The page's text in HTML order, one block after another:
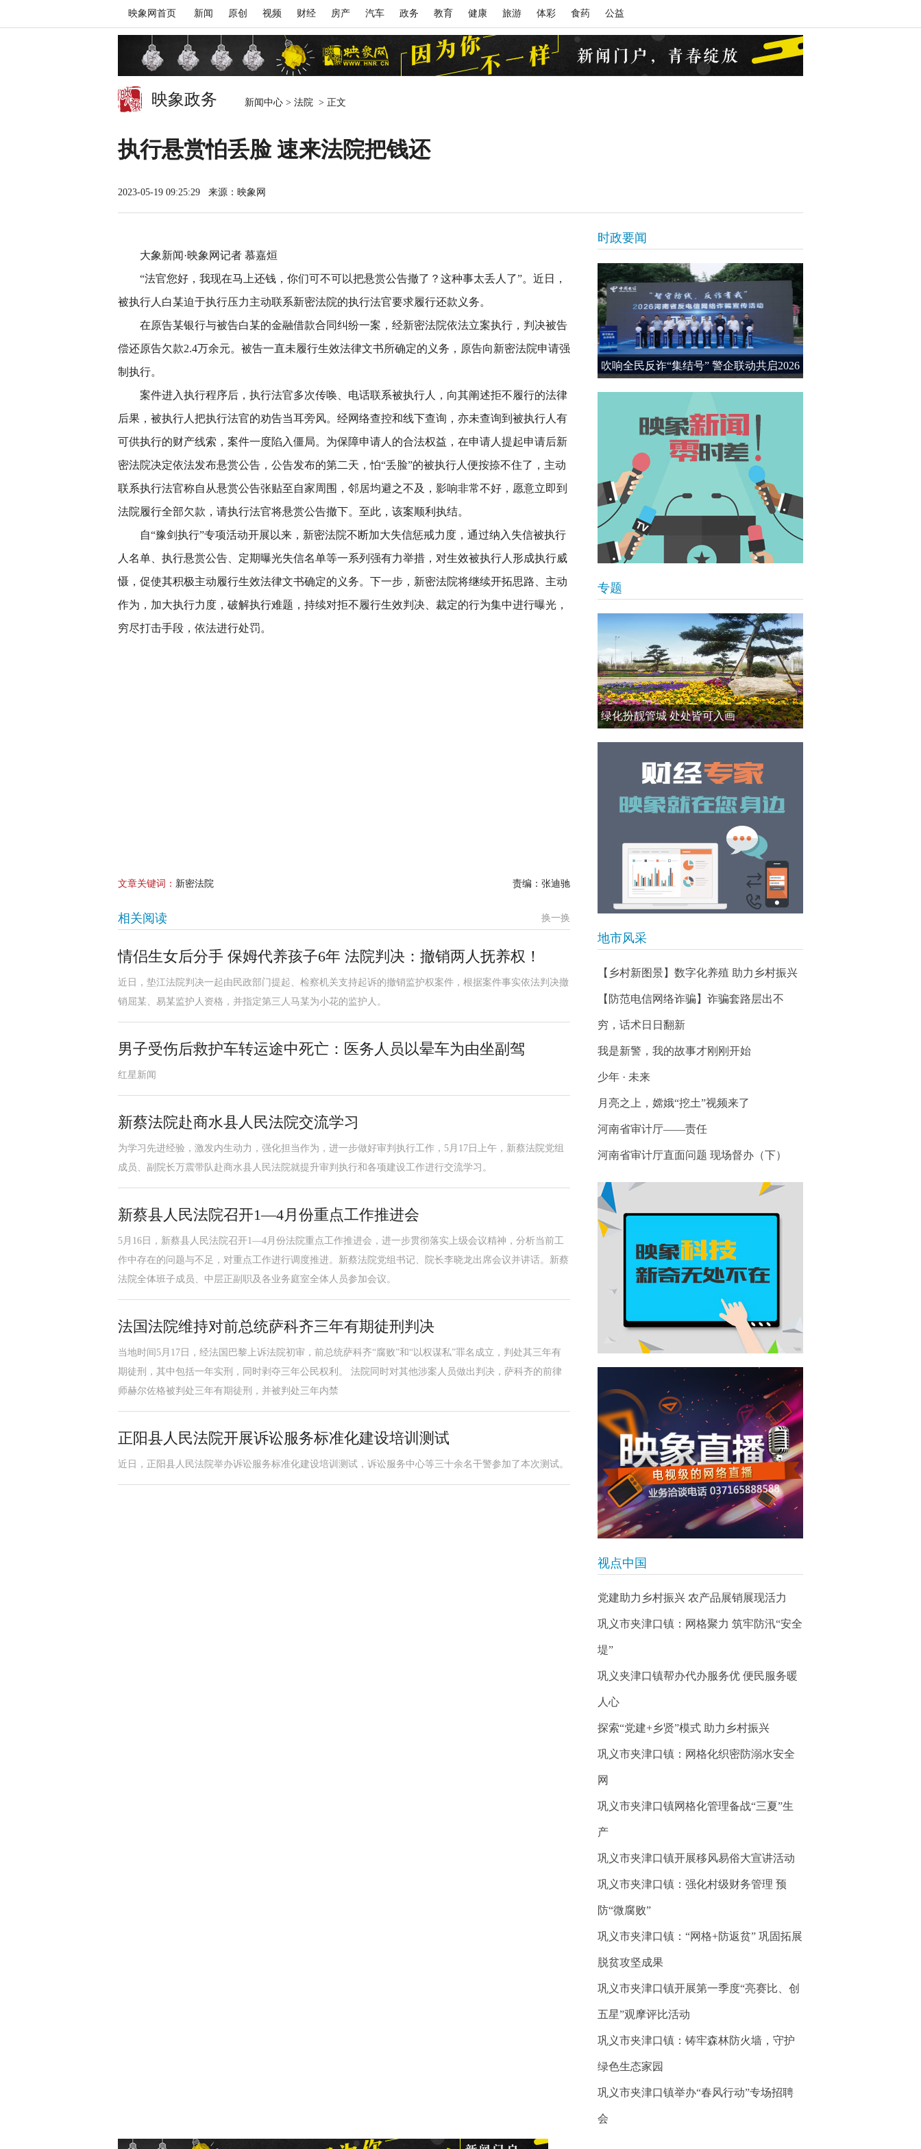
映象网首页 新闻 原创 视频 财经 房产 汽车 政务 教育 健康 旅游 体彩 食药 公益
映象政务 新闻中心 > 法院 > 正文
执行悬赏怕丢脸 速来法院把钱还
2023-05-19 09:25:29 来源：映象网
大象新闻·映象网记者 慕嘉烜
“法官您好，我现在马上还钱，你们可不可以把悬赏公告撤了？这种事太丢人了”。近日，
被执行人白某迫于执行压力主动联系新密法院的执行法官要求履行还款义务。
在原告某银行与被告白某的金融借款合同纠纷一案，经新密法院依法立案执行，判决被告
偿还原告欠款2.4万余元。被告一直未履行生效法律文书所确定的义务，原告向新密法院申请强
制执行。
案件进入执行程序后，执行法官多次传唤、电话联系被执行人，向其阐述拒不履行的法律
后果，被执行人把执行法官的劝告当耳旁风。经网络查控和线下查询，亦未查询到被执行人有
可供执行的财产线索，案件一度陷入僵局。为保障申请人的合法权益，在申请人提起申请后新
密法院决定依法发布悬赏公告，公告发布的第二天，怕“丢脸”的被执行人便按捺不住了，主动
联系执行法官称自从悬赏公告张贴至自家周围，邻居均避之不及，影响非常不好，愿意立即到
法院履行全部欠款，请执行法官将悬赏公告撤下。至此，该案顺利执结。
自“豫剑执行”专项活动开展以来，新密法院不断加大失信惩戒力度，通过纳入失信被执行
人名单、执行悬赏公告、定期曝光失信名单等一系列强有力举措，对生效被执行人形成执行威
慑，促使其积极主动履行生效法律文书确定的义务。下一步，新密法院将继续开拓思路、主动
作为，加大执行力度，破解执行难题，持续对拒不履行生效判决、裁定的行为集中进行曝光，
穷尽打击手段，依法进行处罚。
文章关键词： 新密法院 责编：张迪驰
相关阅读 换一换
情侣生女后分手 保姆代养孩子6年 法院判决：撤销两人抚养权！
近日，垫江法院判决一起由民政部门提起、检察机关支持起诉的撤销监护权案件，根据案件事实依法判决撤
销屈某、易某监护人资格，并指定第三人马某为小花的监护人。
男子受伤后救护车转运途中死亡：医务人员以晕车为由坐副驾
红星新闻
新蔡法院赴商水县人民法院交流学习
为学习先进经验，激发内生动力，强化担当作为，进一步做好审判执行工作，5月17日上午，新蔡法院党组
成员、副院长万震带队赴商水县人民法院就提升审判执行和各项建设工作进行交流学习。
新蔡县人民法院召开1—4月份重点工作推进会
5月16日，新蔡县人民法院召开1—4月份法院重点工作推进会，进一步贯彻落实上级会议精神，分析当前工
作中存在的问题与不足，对重点工作进行调度推进。新蔡法院党组书记、院长李晓龙出席会议并讲话。新蔡
法院全体班子成员、中层正副职及各业务庭室全体人员参加会议。
法国法院维持对前总统萨科齐三年有期徒刑判决
当地时间5月17日，经法国巴黎上诉法院初审，前总统萨科齐“腐败”和“以权谋私”罪名成立，判处其三年有
期徒刑，其中包括一年实刑，同时剥夺三年公民权利。 法院同时对其他涉案人员做出判决，萨科齐的前律
师赫尔佐格被判处三年有期徒刑，并被判处三年内禁
正阳县人民法院开展诉讼服务标准化建设培训测试
近日，正阳县人民法院举办诉讼服务标准化建设培训测试，诉讼服务中心等三十余名干警参加了本次测试。
时政要闻
吹响全民反诈“集结号” 警企联动共启2026
专题
绿化扮靓管城 处处皆可入画
地市风采
【乡村新图景】数字化养殖 助力乡村振兴
【防范电信网络诈骗】诈骗套路层出不
穷，话术日日翻新
我是新警，我的故事才刚刚开始
少年 · 未来
月亮之上，嫦娥“挖土”视频来了
河南省审计厅——责任
河南省审计厅直面问题 现场督办（下）
视点中国
党建助力乡村振兴 农产品展销展现活力
巩义市夹津口镇：网格聚力 筑牢防汛“安全
堤”
巩义夹津口镇帮办代办服务优 便民服务暖
人心
探索“党建+乡贤”模式 助力乡村振兴
巩义市夹津口镇：网格化织密防溺水安全
网
巩义市夹津口镇网格化管理备战“三夏”生
产
巩义市夹津口镇开展移风易俗大宣讲活动
巩义市夹津口镇：强化村级财务管理 预
防“微腐败”
巩义市夹津口镇：“网格+防返贫” 巩固拓展
脱贫攻坚成果
巩义市夹津口镇开展第一季度“亮赛比、创
五星”观摩评比活动
巩义市夹津口镇：铸牢森林防火墙，守护
绿色生态家园
巩义市夹津口镇举办“春风行动”专场招聘
会